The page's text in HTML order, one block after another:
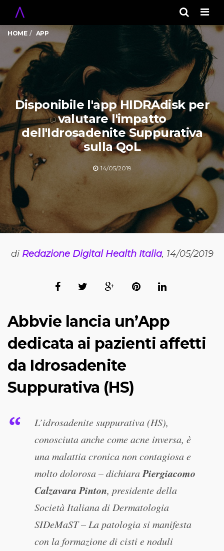
HOME APP
Disponibile l'app HIDRAdisk per
valutare l'impatto
dell'Idrosadenite Suppurativa
sulla QoL
14/05/2019
di Redazione Digital Health Italia, 14/05/2019
Abbvie lancia un’App
dedicata ai pazienti affetti
da Idrosadenite
Suppurativa (HS)
L’idrosadenite suppurativa (HS),
conosciuta anche come acne inversa, è
una malattia cronica non contagiosa e
molto dolorosa – dichiaraPiergiacomo
Calzavara Pinton, presidente della
Società Italiana di Dermatologia
SIDeMaST – La patologia si manifesta
con la formazione di cisti e noduli